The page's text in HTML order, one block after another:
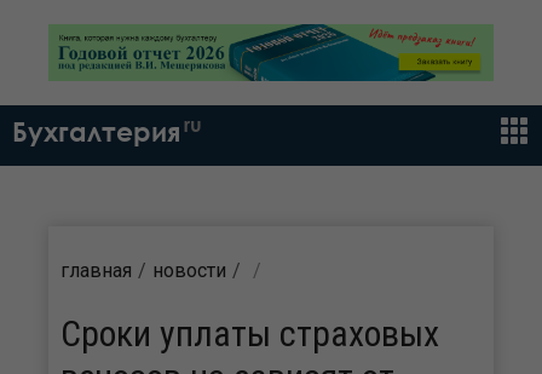
Бухгалтерия ru
главная новости
Сроки уплаты страховых